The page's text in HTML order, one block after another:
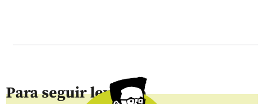
Para seguir leyendo